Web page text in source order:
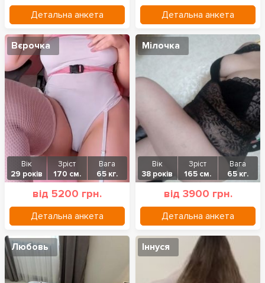
Детальна анкета Детальна анкета
Вєрочка
Вік
29 років
Зріст
170 см.
Вага
65 кг.
від 5200 грн.
Детальна анкета
Мілочка
Вік
38 років
Зріст
165 см.
Вага
65 кг.
від 3900 грн.
Детальна анкета
Любовь Іннуся